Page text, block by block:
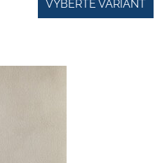
VYBERTE VARIANT